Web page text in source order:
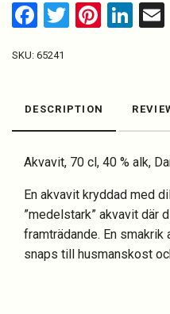
quantityFacebook
Twitter
SKU: 65241
DESCRIPTION
Akvavit, 70 cl, 40 % alk,
En akvavit kryddad med
”medelstark” akvavit där
framträdande. En
snaps till husmanskost